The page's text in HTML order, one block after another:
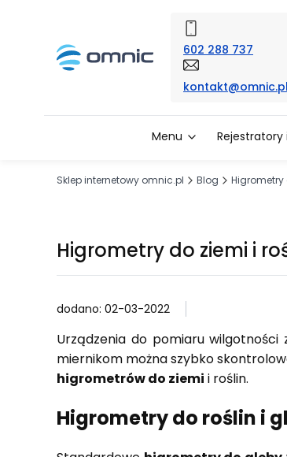
602 288 737
kontakt@omnic.pl
Menu
Sklep internetowy omnic.pl Blog Higrometry
Higrometry do ziemi i
dodano: 02-03-2022
Urządzenia do pomiaru
miernikom można szybko
higrometrów do ziemi i roślin.
Higrometry do roślin i